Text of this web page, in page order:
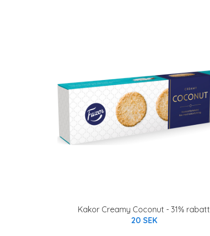
Kakor Creamy Coconut - 31% rabatt
20 SEK